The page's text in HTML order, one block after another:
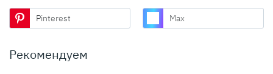
Pinterest Max
Рекомендуем